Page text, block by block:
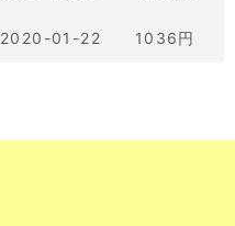
2020-01-22 1036円